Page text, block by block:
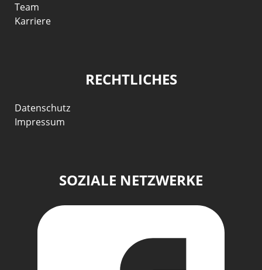
Team
Karriere
RECHTLICHES
Datenschutz
Impressum
SOZIALE NETZWERKE